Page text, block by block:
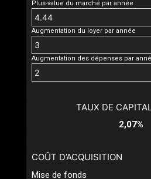
Plus-value du marché par année
Augmentation du loyer par année
Augmentation des dépenses par
TAUX DE
2,07%
COÛT D’ACQUISITION
Mise de fonds